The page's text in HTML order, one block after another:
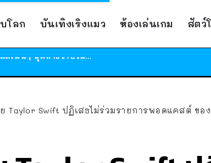
โลก บันเทิงเริงแมว ห้องเล่นเกม สัตว์
ร้านอาหารในนิวยอร์กประกาศปิดตัวลง หลังอยู่มานานกว่า 45 ปี ติดป้ายขอบคุณลูกค้าทุกคน แถมสูตรทำไวท์ซอสให้แบบจัดเต็ม
ได้เวลาเด็กหนวดรวมตัว RF Online Next เปิดให้เล่นแล้ว เกม Sci-Fi MMORPG ระดับตำนาน เล่นได้ทั้งมือถือและ PC
Taylor Swift ปฏิเสธไม่ร่วมรายการพอดแคสต์ ขอ